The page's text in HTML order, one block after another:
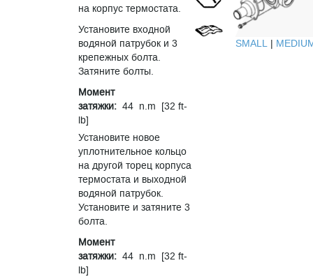
на корпус термостата.
Установите входной
водяной патрубок и 3
крепежных болта.
Затяните болты.
Момент
затяжки: 44 n.m [32 ft-
lb]
Установите новое
уплотнительное кольцо
на другой торец корпуса
термостата и выходной
водяной патрубок.
Установите и затяните 3
болта.
Момент
затяжки: 44 n.m [32 ft-
lb]
SMALL |